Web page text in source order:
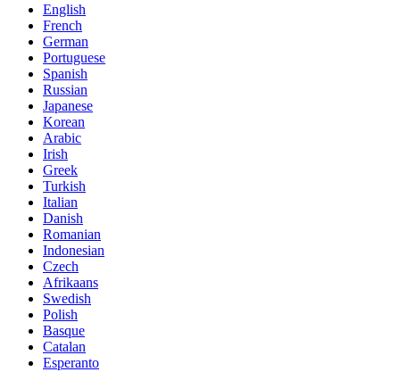
English
French
German
Portuguese
Spanish
Russian
Japanese
Korean
Arabic
Irish
Greek
Turkish
Italian
Danish
Romanian
Indonesian
Czech
Afrikaans
Swedish
Polish
Basque
Catalan
Esperanto